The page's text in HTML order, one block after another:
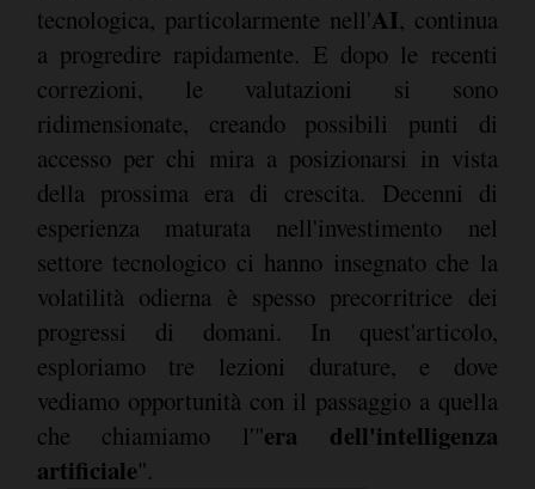
tecnologica, particolarmente nell'AI, continua
a progredire rapidamente. E dopo le recenti
correzioni, le valutazioni si sono
ridimensionate, creando possibili punti di
accesso per chi mira a posizionarsi in vista
della prossima era di crescita. Decenni di
esperienza maturata nell'investimento nel
settore tecnologico ci hanno insegnato che la
volatilità odierna è spesso precorritrice dei
progressi di domani. In quest'articolo,
esploriamo tre lezioni durature, e dove
vediamo opportunità con il passaggio a quella
che chiamiamo l'"era dell'intelligenza
artificiale".